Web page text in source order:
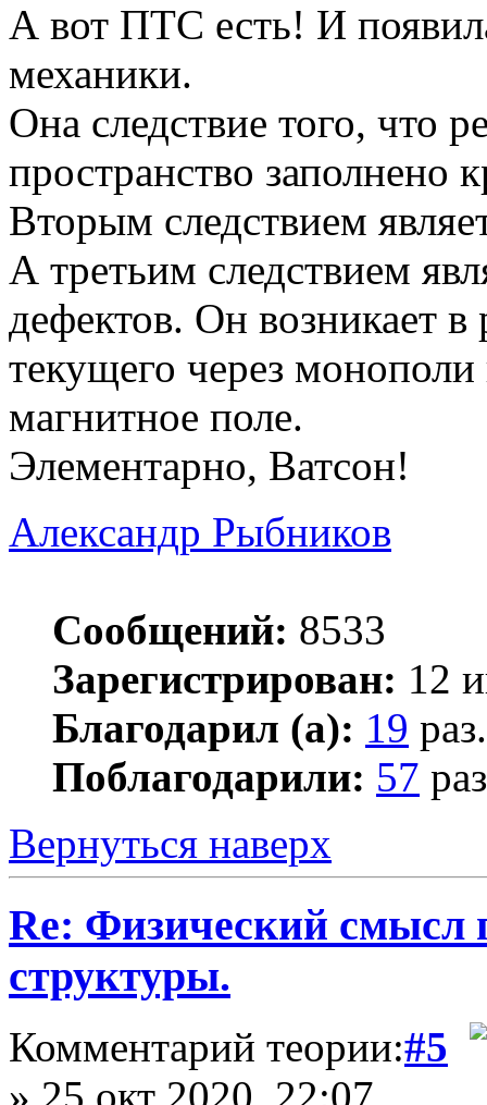
А вот ПТС есть! И
механики.
Она следствие того, что
пространство заполнено
Вторым следствием
А третьим следствием
дефектов. Он возникает в
текущего через
магнитное поле.
Элементарно, Ватсон!
Александр Рыбников
Сообщений: 8533
Зарегистрирован: 12
Благодарил (а): 19 раз.
Поблагодарили: 57
Вернуться наверх
Re: Физический смысл
структуры.
Комментарий теории:#5
» 25 окт 2020, 22:07